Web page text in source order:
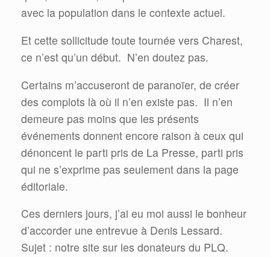
avec la population dans le contexte actuel.
Et cette sollicitude toute tournée vers Charest,
ce n’est qu’un début. N’en doutez pas.
Certains m’accuseront de paranoïer, de créer
des complots là où il n’en existe pas. Il n’en
demeure pas moins que les présents
événements donnent encore raison à ceux qui
dénoncent le parti pris de La Presse, parti pris
qui ne s’exprime pas seulement dans la page
éditoriale.
Ces derniers jours, j’ai eu moi aussi le bonheur
d’accorder une entrevue à Denis Lessard.
Sujet : notre site sur les donateurs du PLQ.